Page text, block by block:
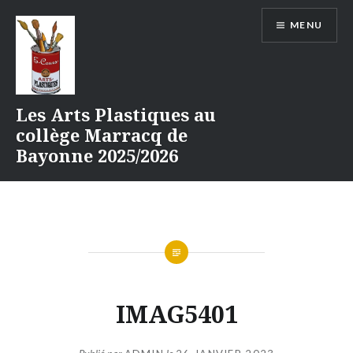
contenu
Les Arts Plastiques au
collège Marracq de
Bayonne 2025/2026
MENU
IMAG5401